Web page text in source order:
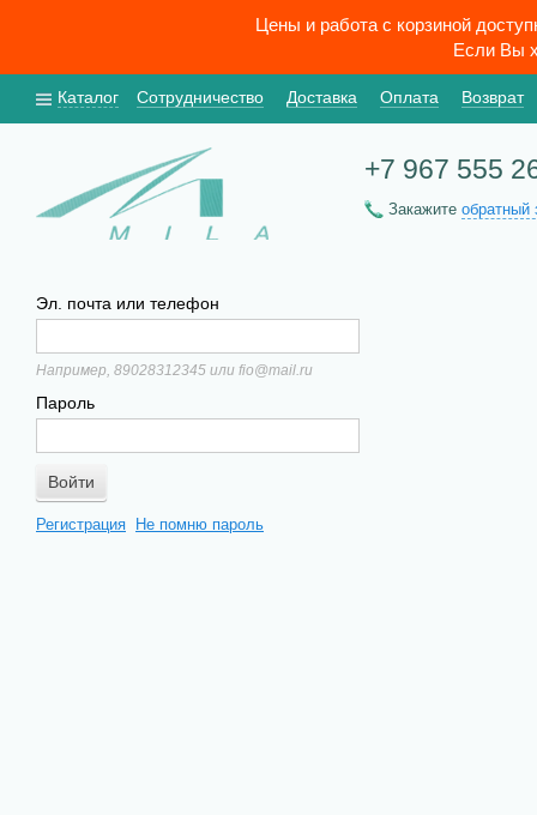
Цены и работа с корзиной
Если Вы
Каталог Сотрудничество Доставка Оплата Возврат
+7 967 555
Закажите обратный
Эл. почта или телефон
Например, 89028312345 или fio@mail.ru
Пароль
Регистрация Не помню пароль